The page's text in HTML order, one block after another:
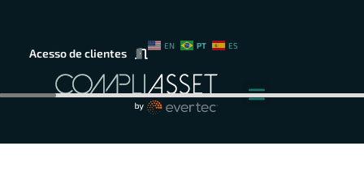
Acesso de clientes
EN PT ES